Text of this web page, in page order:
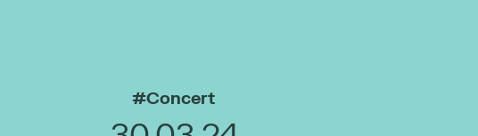
Concert